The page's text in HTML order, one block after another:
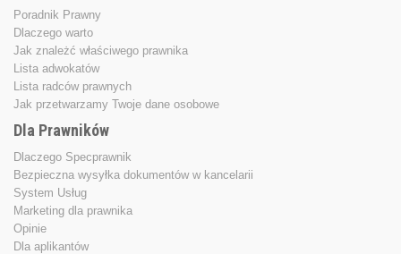
Poradnik Prawny
Dlaczego warto
Jak znależć właściwego prawnika
Lista adwokatów
Lista radców prawnych
Jak przetwarzamy Twoje dane osobowe
Dla Prawników
Dlaczego Specprawnik
Bezpieczna wysyłka dokumentów w kancelarii
System Usług
Marketing dla prawnika
Opinie
Dla aplikantów